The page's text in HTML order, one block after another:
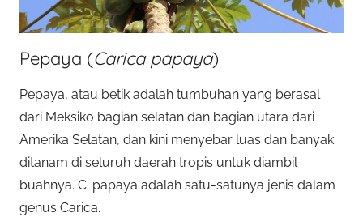
Pepaya (Carica papaya)
Pepaya, atau betik adalah tumbuhan yang berasal
dari Meksiko bagian selatan dan bagian utara dari
Amerika Selatan, dan kini menyebar luas dan banyak
ditanam di seluruh daerah tropis untuk diambil
buahnya. C. papaya adalah satu-satunya jenis dalam
genus Carica.